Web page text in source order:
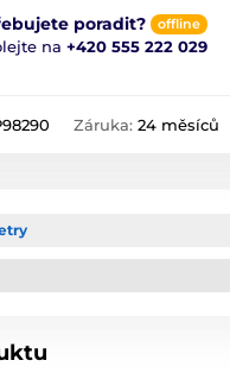
poradit? offline
na +420 555 222 029
Záruka: 24 měsíců